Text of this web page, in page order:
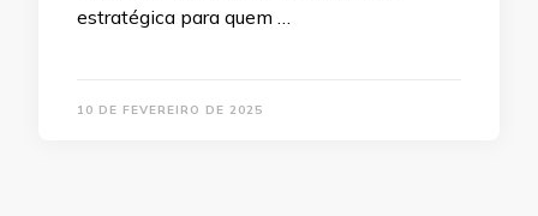
estratégica para quem …
10 DE FEVEREIRO DE 2025